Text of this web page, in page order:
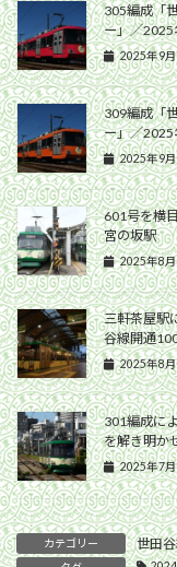
305編成「
ー」／2025
2025年9
309編成「
ー」／2025
2025年9
601号を横
宮の坂駅
2025年8
三軒茶屋駅
谷線開通
2025年8
301編成に
を解き明か
2025年7
カテゴリー 世田